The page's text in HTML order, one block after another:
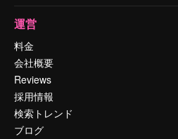
運営
料金
会社概要
Reviews
採用情報
検索トレンド
ブログ